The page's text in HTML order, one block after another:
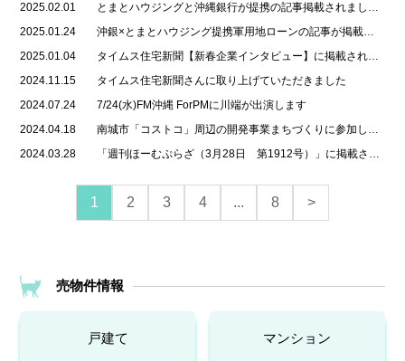
2025.02.01
とまとハウジングと沖縄銀行が提携の記事掲載されました【2025/1/30(金) タイムス住宅新聞】
2025.01.24
沖銀×とまとハウジング提携軍用地ローンの記事が掲載されました【2025/1/17金 琉球新報】
2025.01.04
タイムス住宅新聞【新春企業インタビュー】に掲載されました。
2024.11.15
タイムス住宅新聞さんに取り上げていただきました
2024.07.24
7/24(水)FM沖縄 ForPMに川端が出演します
2024.04.18
南城市「コストコ」周辺の開発事業まちづくりに参加します
2024.03.28
「週刊ほーむぷらざ（3月28日 第1912号）」に掲載されました
1 2 3 4 ... 8 >
売物件情報
戸建て マンション